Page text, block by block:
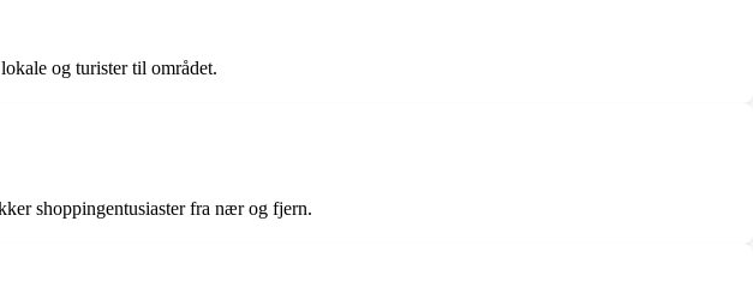
og turister til området.
shoppingentusiaster fra nær og fjern.